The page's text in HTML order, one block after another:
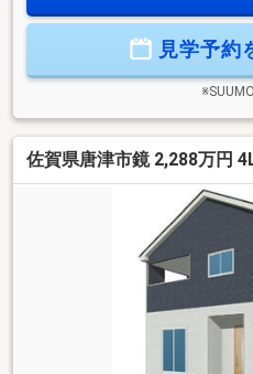
せていただきますので、まずは
≫≫売却依頼・査定・随時承り
にお問い合わせください。
見学予約
佐賀県唐津市鏡 2,288万円